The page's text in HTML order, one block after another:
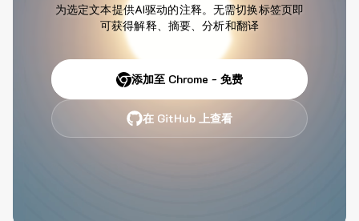
为选定文本提供AI驱动的注释。无需切换标签页即
可获得解释、摘要、分析和翻译
添加至 Chrome - 免费
在 GitHub 上查看